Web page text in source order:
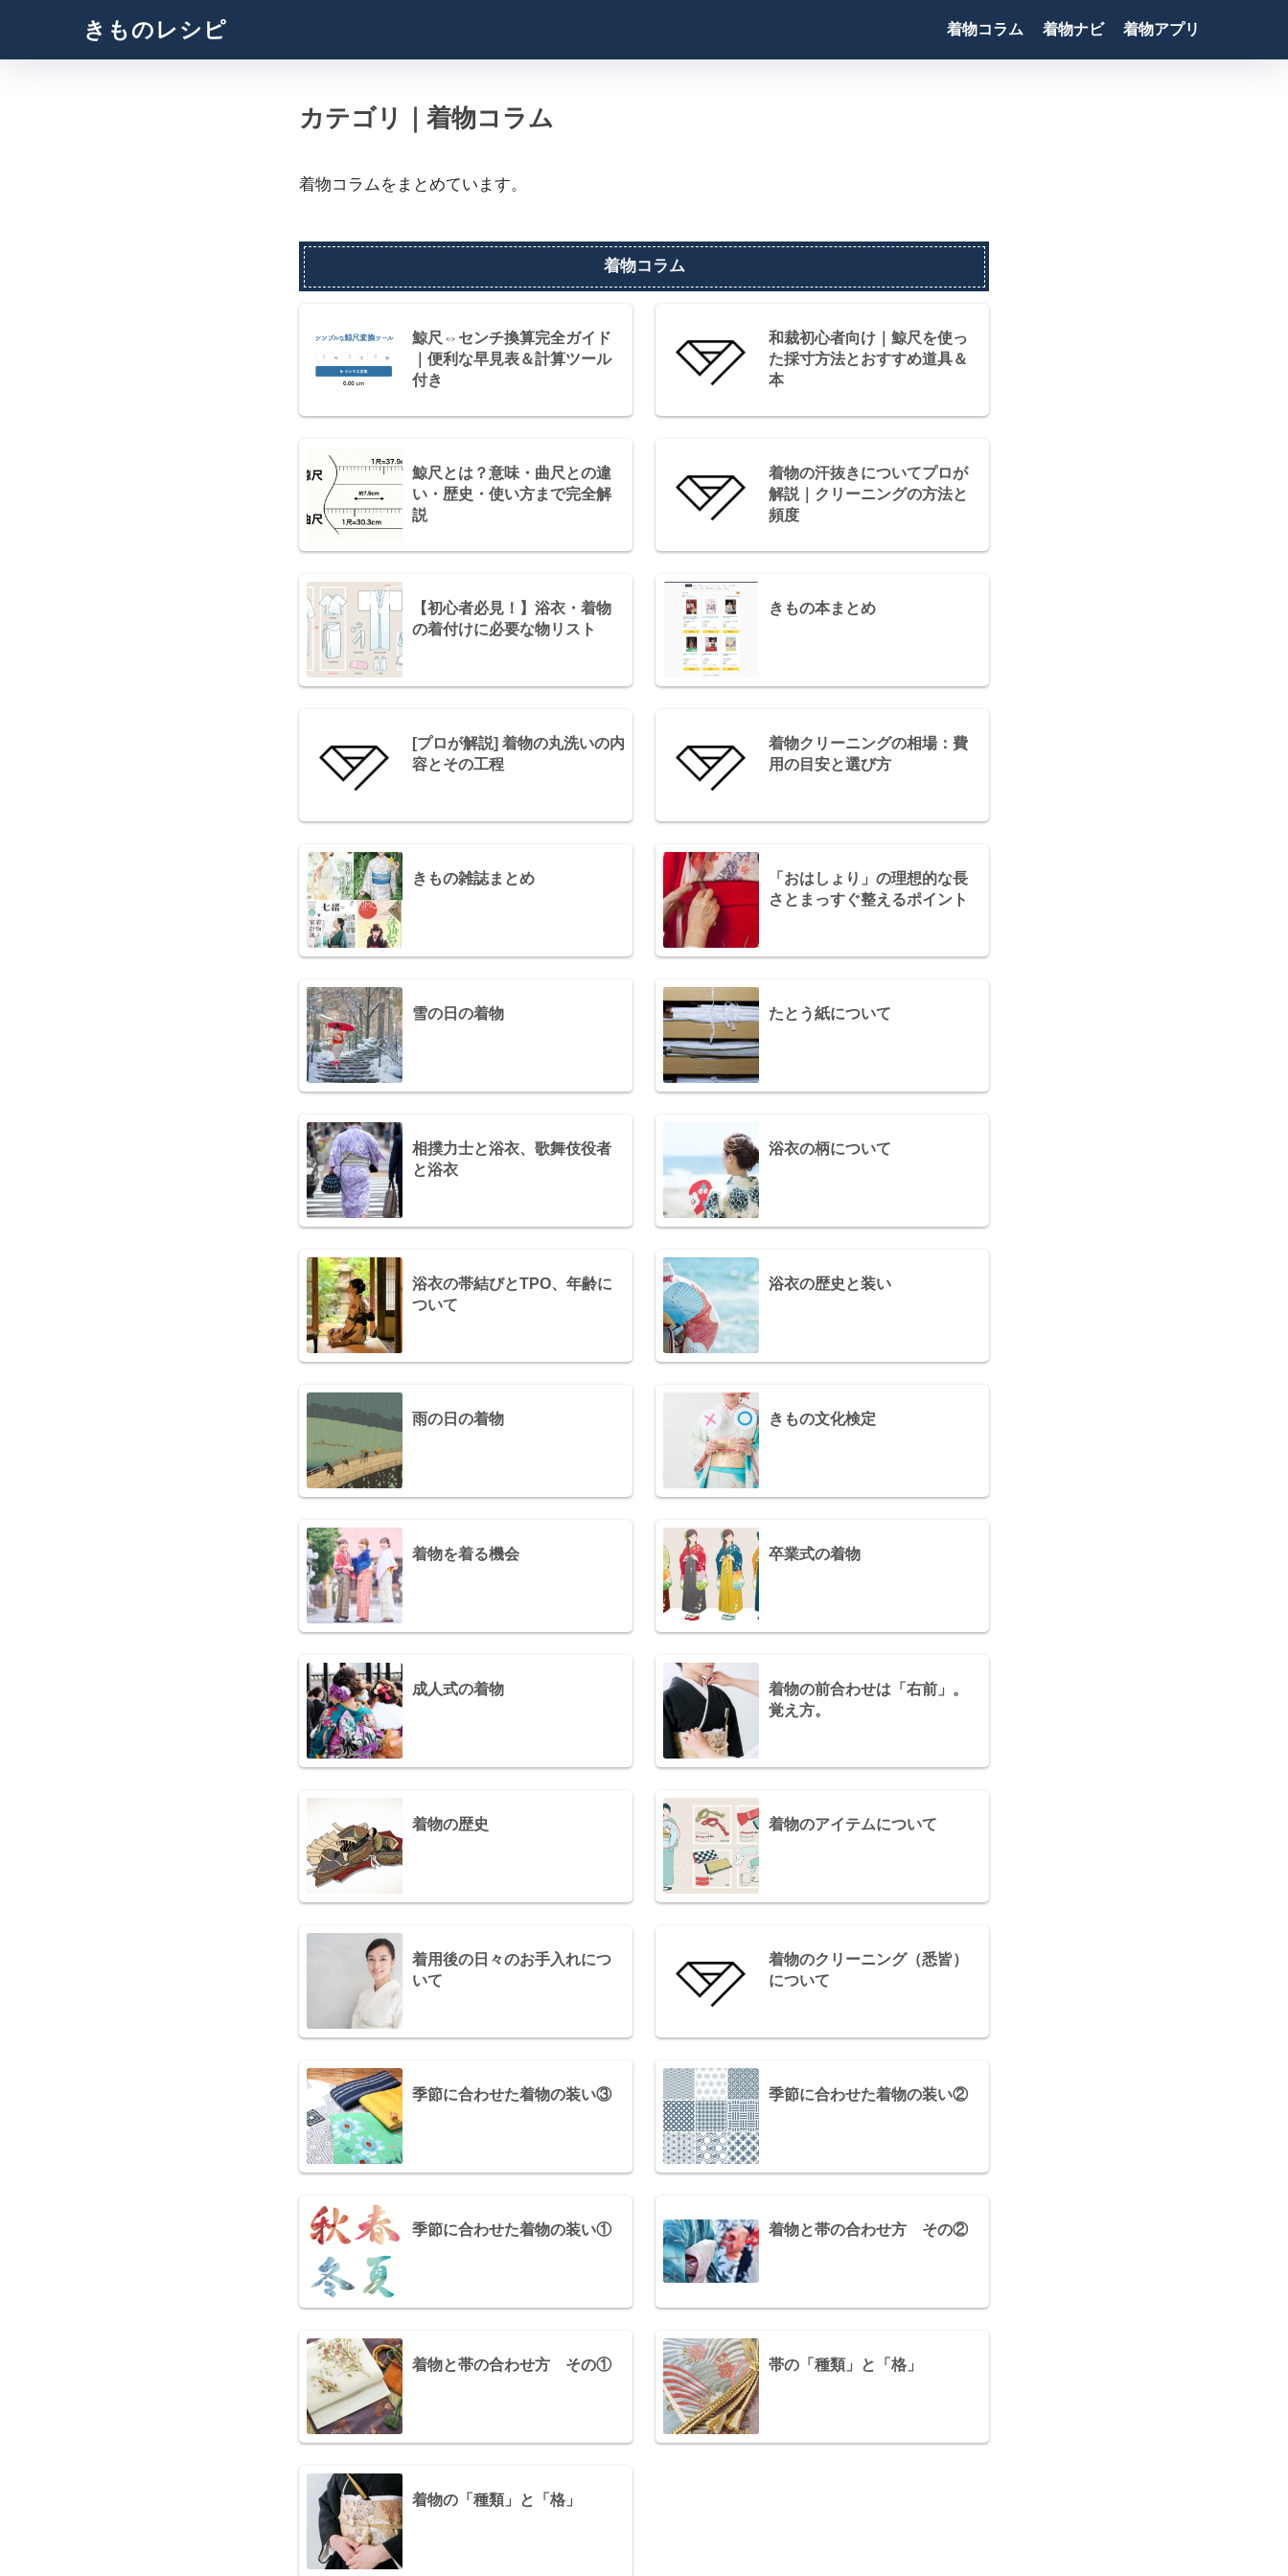
きものレシピ 着物コラム 着物ナビ 着物アプリ
カテゴリ｜着物コラム
着物コラムをまとめています。
着物コラム
鯨尺⇔センチ換算完全ガイド
｜便利な早見表＆計算ツール
付き
和裁初心者向け｜鯨尺を使っ
た採寸方法とおすすめ道具＆
本
鯨尺とは？意味・曲尺との違
い・歴史・使い方まで完全解
説
着物の汗抜きについてプロが
解説｜クリーニングの方法と
頻度
【初心者必見！】浴衣・着物
の着付けに必要な物リスト
きもの本まとめ
[プロが解説] 着物の丸洗いの内
容とその工程
着物クリーニングの相場：費
用の目安と選び方
きもの雑誌まとめ
「おはしょり」の理想的な長
さとまっすぐ整えるポイント
雪の日の着物 たとう紙について
相撲力士と浴衣、歌舞伎役者
と浴衣
浴衣の柄について
浴衣の帯結びとTPO、年齢に
ついて
浴衣の歴史と装い
雨の日の着物 きもの文化検定
着物を着る機会 卒業式の着物
成人式の着物
着物の前合わせは「右前」。
覚え方。
着物の歴史 着物のアイテムについて
着用後の日々のお手入れにつ
いて
着物のクリーニング（悉皆）
について
季節に合わせた着物の装い③ 季節に合わせた着物の装い②
季節に合わせた着物の装い① 着物と帯の合わせ方 その②
着物と帯の合わせ方 その① 帯の「種類」と「格」
着物の「種類」と「格」